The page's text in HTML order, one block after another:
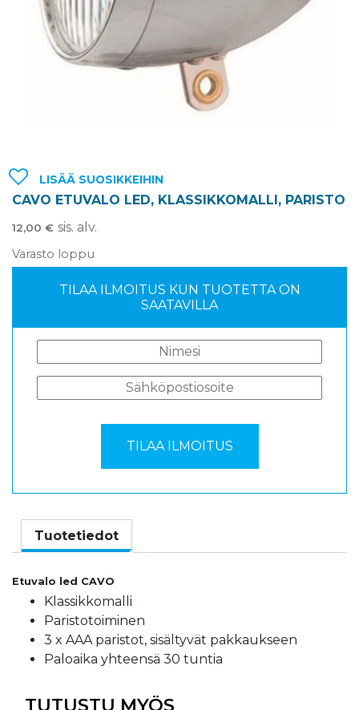
LISÄÄ SUOSIKKEIHIN
CAVO ETUVALO LED, KLASSIKKOMALLI, PARISTO
12,00 € sis. alv.
Varasto loppu
TILAA ILMOITUS KUN TUOTETTA ON
SAATAVILLA
Tuotetiedot
Etuvalo led CAVO
Klassikkomalli
Paristotoiminen
3 x AAA paristot, sisältyvät pakkaukseen
Paloaika yhteensä 30 tuntia
TUTUSTU MYÖS